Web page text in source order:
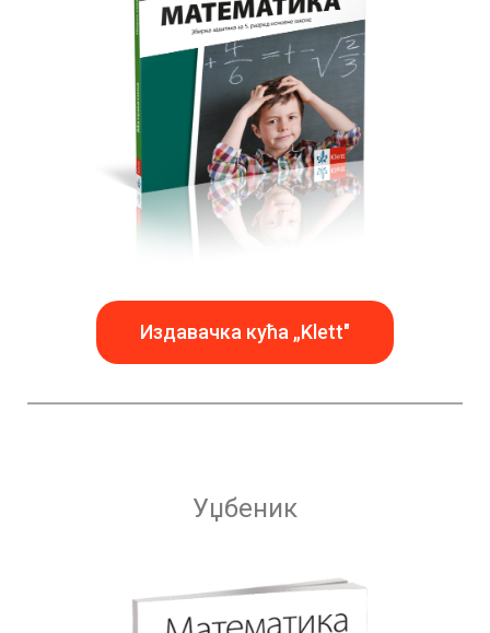
Издавачка кућа „Klett"
Уџбеник